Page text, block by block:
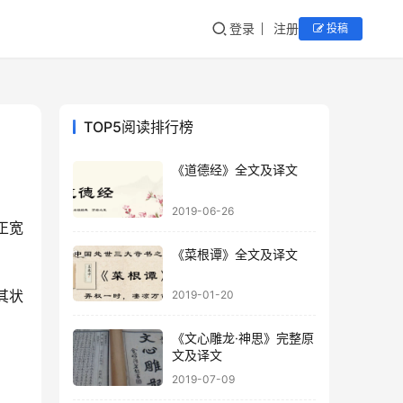
登录 注册 投稿
宽
状
TOP5阅读排行榜
《道德经》全文及译文
2019-06-26
《菜根谭》全文及译文
2019-01-20
《文心雕龙·神思》完整原
文及译文
2019-07-09